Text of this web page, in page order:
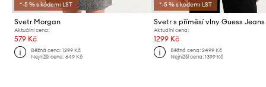
*-5 % s kódem: LST
Svetr Morgan
Aktuální cena:
579 Kč
Běžná cena:1299 Kč
Nejnižší cena:649 Kč
*-5 % s kódem: LST
Svetr s příměsí vlny Guess Jeans
Aktuální cena:
1299 Kč
Běžná cena: 2499 Kč
Nejnižší cena: 1399 Kč